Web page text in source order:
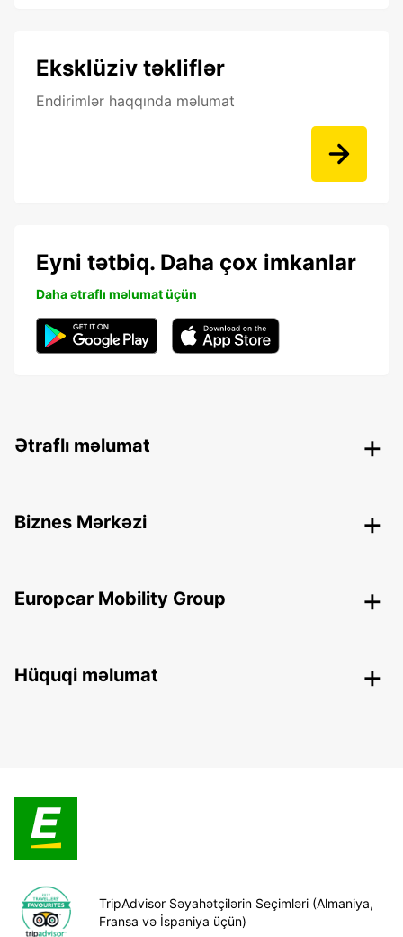
Eksklüziv təkliflər
Endirimlər haqqında məlumat
Eyni tətbiq. Daha çox imkanlar
Daha ətraflı məlumat üçün
Ətraflı məlumat
Biznes Mərkəzi
Europcar Mobility Group
Hüquqi məlumat
TripAdvisor Səyahətçilərin Seçimləri (Almaniya,
Fransa və İspaniya üçün)